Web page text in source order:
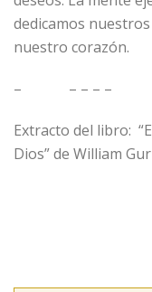
dedicamos
nuestro corazón.
– – – – –
Extracto del libro:
Dios” de William